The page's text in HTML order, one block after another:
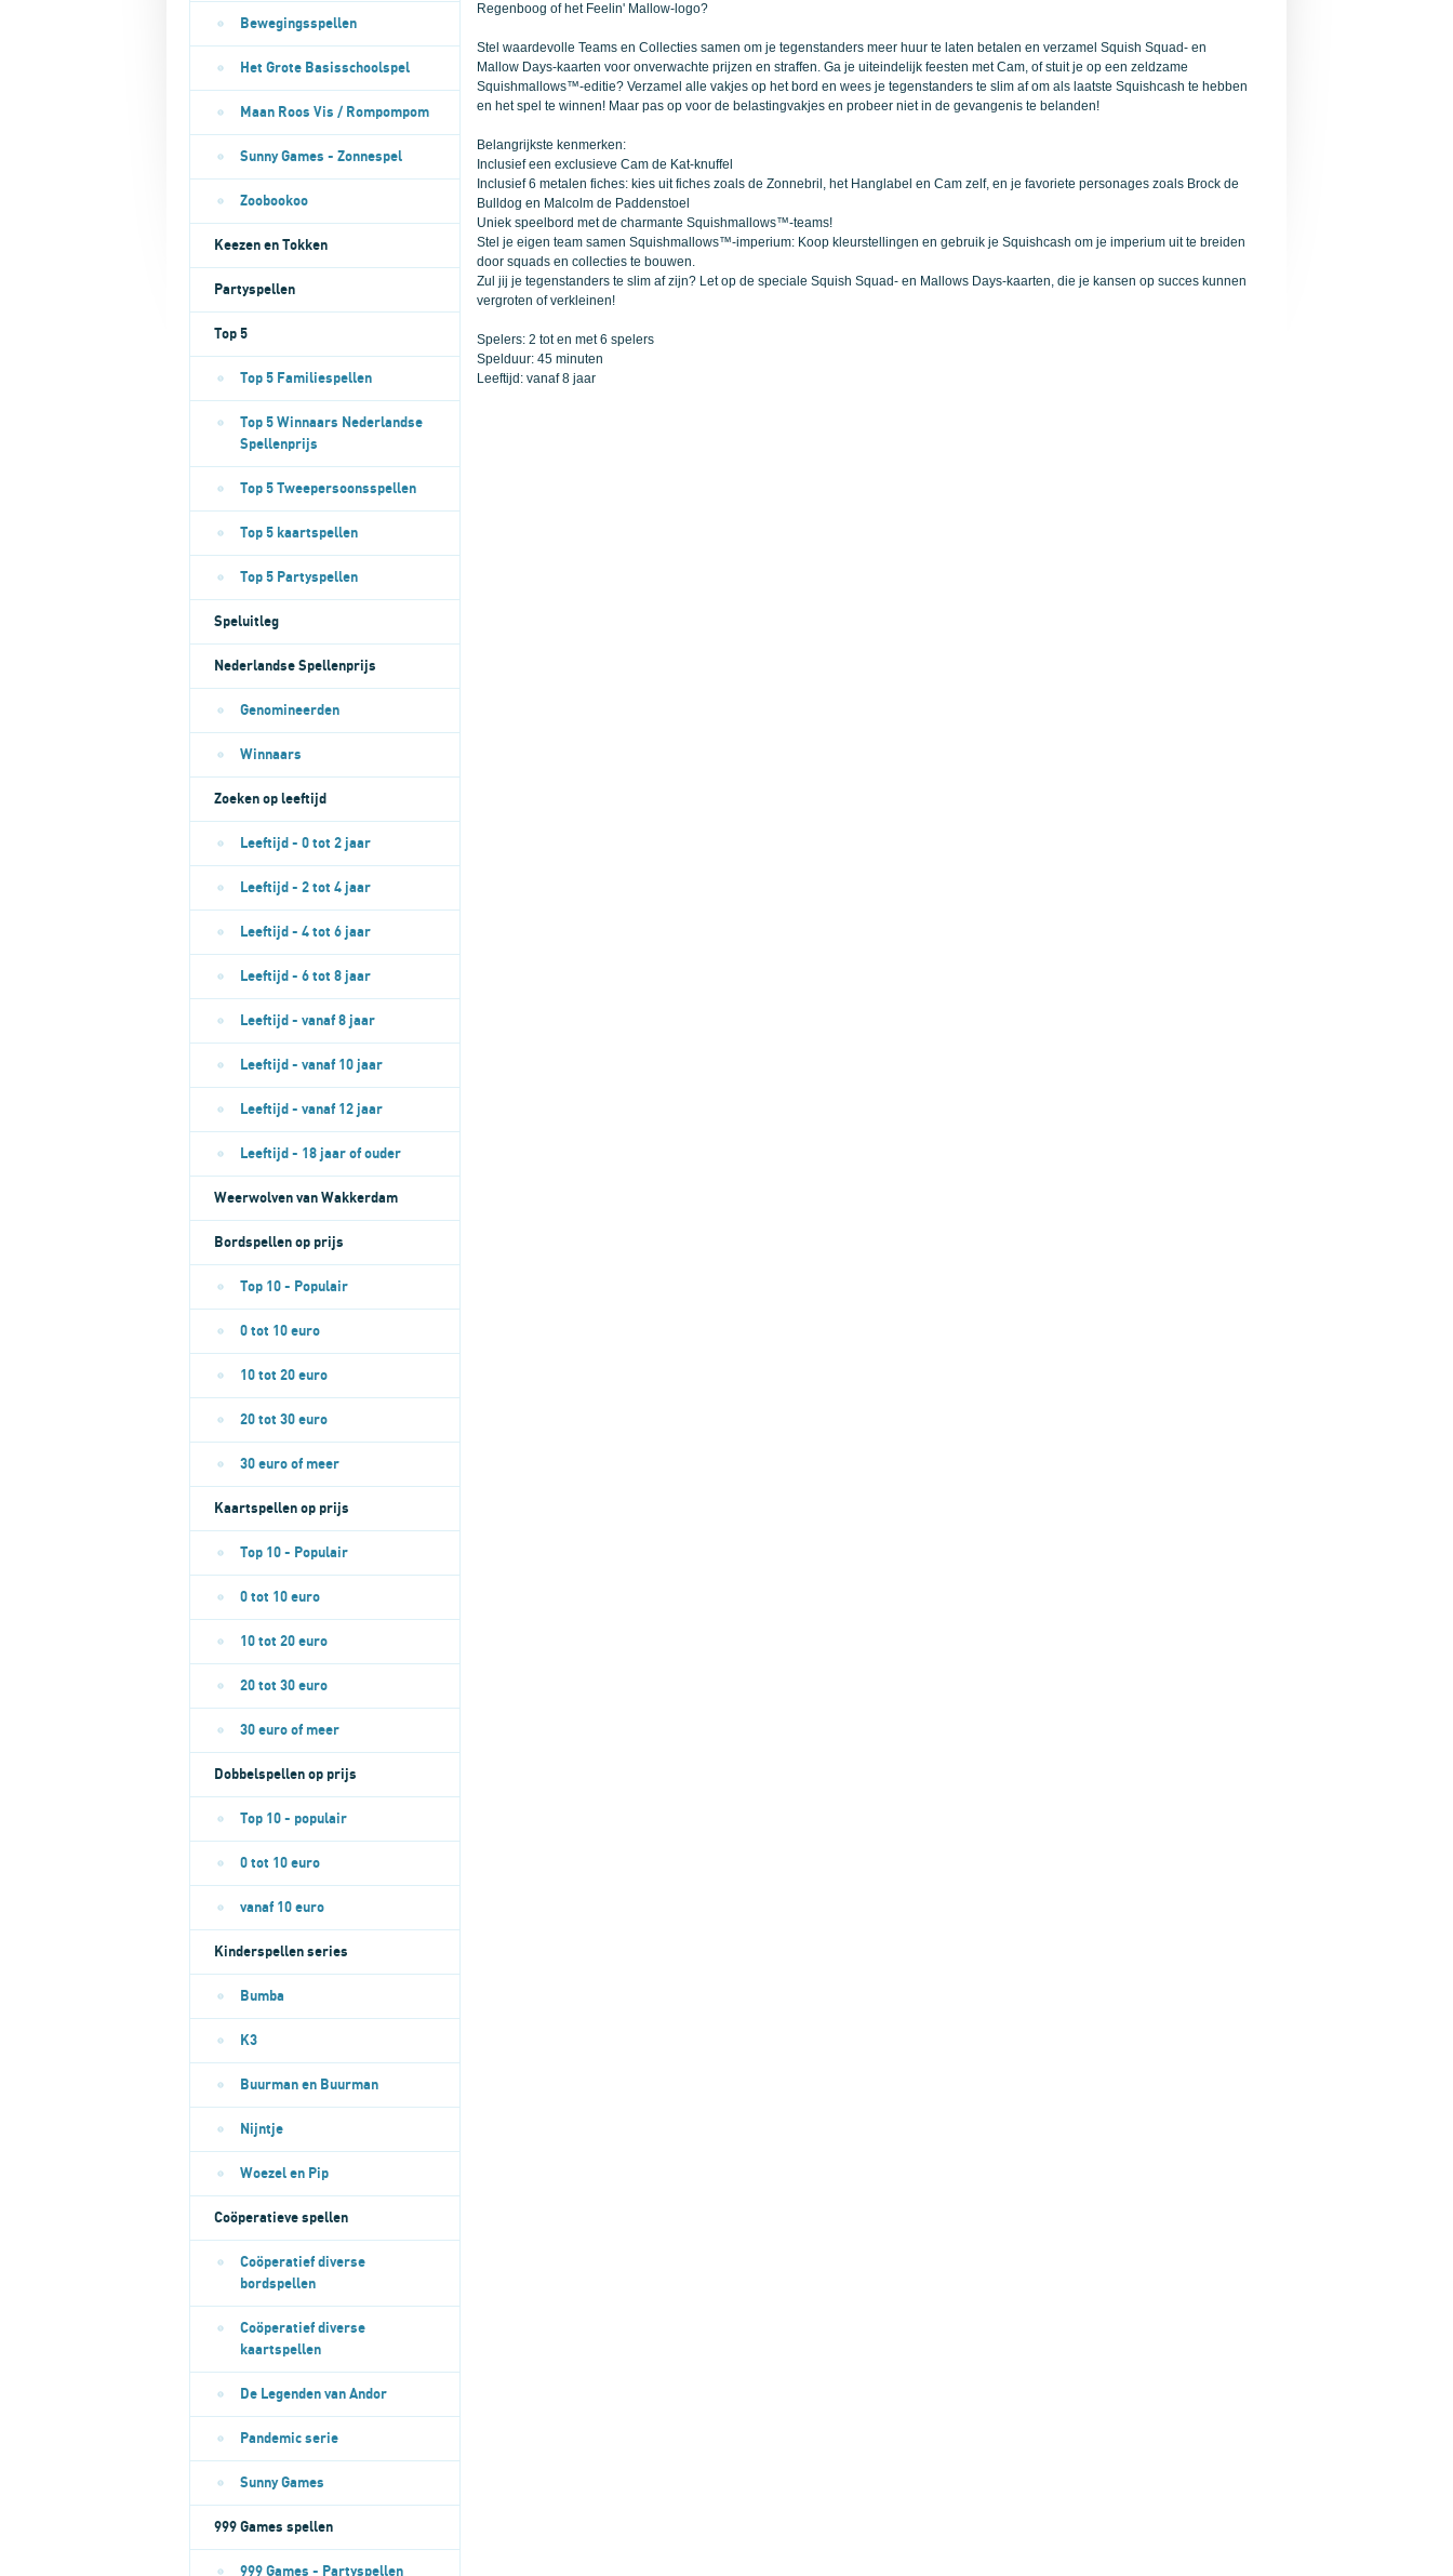
Bewegingsspellen
Het Grote Basisschoolspel
Maan Roos Vis / Rompompom
Sunny Games - Zonnespel
Zoobookoo
Keezen en Tokken
Partyspellen
Top 5
Top 5 Familiespellen
Top 5 Winnaars Nederlandse
Spellenprijs
Top 5 Tweepersoonsspellen
Top 5 kaartspellen
Top 5 Partyspellen
Speluitleg
Nederlandse Spellenprijs
Genomineerden
Winnaars
Zoeken op leeftijd
Leeftijd - 0 tot 2 jaar
Leeftijd - 2 tot 4 jaar
Leeftijd - 4 tot 6 jaar
Leeftijd - 6 tot 8 jaar
Leeftijd - vanaf 8 jaar
Leeftijd - vanaf 10 jaar
Leeftijd - vanaf 12 jaar
Leeftijd - 18 jaar of ouder
Weerwolven van Wakkerdam
Bordspellen op prijs
Top 10 - Populair
0 tot 10 euro
10 tot 20 euro
20 tot 30 euro
30 euro of meer
Kaartspellen op prijs
Top 10 - Populair
0 tot 10 euro
10 tot 20 euro
20 tot 30 euro
30 euro of meer
Dobbelspellen op prijs
Top 10 - populair
0 tot 10 euro
vanaf 10 euro
Kinderspellen series
Bumba
K3
Buurman en Buurman
Nijntje
Woezel en Pip
Coöperatieve spellen
Coöperatief diverse
bordspellen
Coöperatief diverse
kaartspellen
De Legenden van Andor
Pandemic serie
Sunny Games
999 Games spellen
999 Games - Partyspellen
Regenboog of het Feelin' Mallow-logo?
Stel waardevolle Teams en Collecties samen om je tegenstanders meer huur te laten betalen en verzamel Squish Squad- en
Mallow Days-kaarten voor onverwachte prijzen en straffen. Ga je uiteindelijk feesten met Cam, of stuit je op een zeldzame
Squishmallows™-editie? Verzamel alle vakjes op het bord en wees je tegenstanders te slim af om als laatste Squishcash te hebben
en het spel te winnen! Maar pas op voor de belastingvakjes en probeer niet in de gevangenis te belanden!
Belangrijkste kenmerken:
Inclusief een exclusieve Cam de Kat-knuffel
Inclusief 6 metalen fiches: kies uit fiches zoals de Zonnebril, het Hanglabel en Cam zelf, en je favoriete personages zoals Brock de
Bulldog en Malcolm de Paddenstoel
Uniek speelbord met de charmante Squishmallows™-teams!
Stel je eigen team samen Squishmallows™-imperium: Koop kleurstellingen en gebruik je Squishcash om je imperium uit te breiden
door squads en collecties te bouwen.
Zul jij je tegenstanders te slim af zijn? Let op de speciale Squish Squad- en Mallows Days-kaarten, die je kansen op succes kunnen
vergroten of verkleinen!
Spelers: 2 tot en met 6 spelers
Spelduur: 45 minuten
Leeftijd: vanaf 8 jaar